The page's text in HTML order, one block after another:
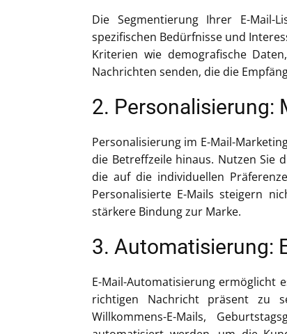
Die Segmentierung Ihrer E-
spezifischen Bedürfnisse und
Kriterien wie demografische
Nachrichten senden, die die
2. Personalisierung:
Personalisierung im E-Mail-
die Betreffzeile hinaus. Nutzen Sie
die auf die individuellen
Personalisierte E-Mails steigern
stärkere Bindung zur Marke.
3. Automatisierung:
E-Mail-Automatisierung ermöglicht
richtigen Nachricht präsent zu
Willkommens-E-Mails,